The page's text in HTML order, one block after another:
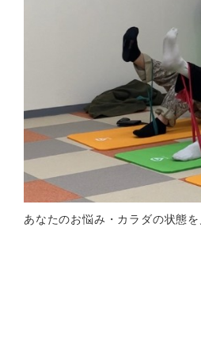
あなたのお悩み・カラダの状態